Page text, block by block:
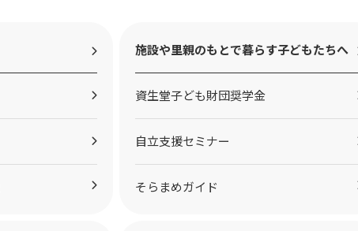
施設や里親のもとで暮らす子どもたちへ
資生堂子ども財団奨学金
自立支援セミナー
そらまめガイド